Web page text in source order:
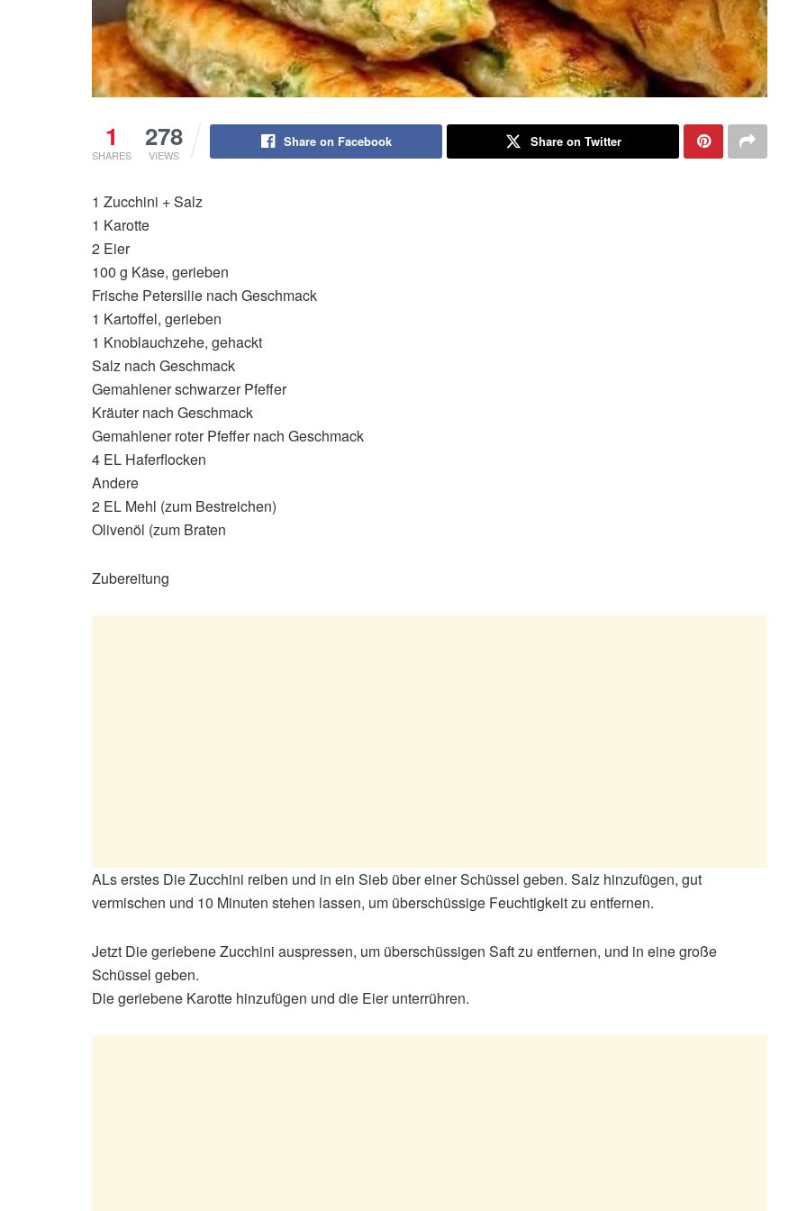
1
SHARES
278
VIEWS
Share on Facebook Share on Twitter
1 Zucchini + Salz
1 Karotte
2 Eier
100 g Käse, gerieben
Frische Petersilie nach Geschmack
1 Kartoffel, gerieben
1 Knoblauchzehe, gehackt
Salz nach Geschmack
Gemahlener schwarzer Pfeffer
Kräuter nach Geschmack
Gemahlener roter Pfeffer nach Geschmack
4 EL Haferflocken
Andere
2 EL Mehl (zum Bestreichen)
Olivenöl (zum Braten
Zubereitung
ALs erstes Die Zucchini reiben und in ein Sieb über einer Schüssel geben. Salz hinzufügen, gut
vermischen und 10 Minuten stehen lassen, um überschüssige Feuchtigkeit zu entfernen.
Jetzt Die geriebene Zucchini auspressen, um überschüssigen Saft zu entfernen, und in eine große
Schüssel geben.
Die geriebene Karotte hinzufügen und die Eier unterrühren.